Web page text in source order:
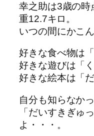
幸之助は3歳の
重12.7キロ。
いつの間にかこ
好きな食べ物は「
好きな遊びは「く
好きな絵本は「
自分も知らなか
「だいすきぎゅ
よ・・・。